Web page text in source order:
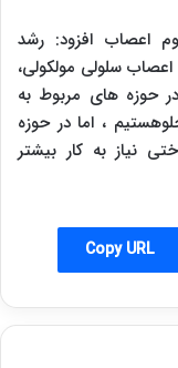
اعصاب افزود: رشد
سلولی مولکولی،
حوزه های مربوط به
، اما در حوزه
نیاز به کار بیشتر
Copy URL